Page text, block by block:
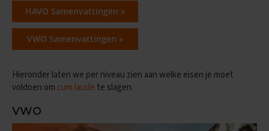
p
s
O
f
n
x
a
HAVO Samenvattingen »
VWO Samenvattingen »
Hieronder laten we per niveau zien aan welke eisen je moet
voldoen om cum laude te slagen.
VWO